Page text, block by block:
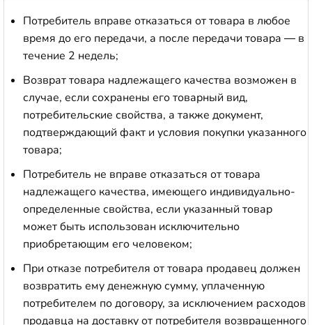
Потребитель вправе отказаться от товара в любое
время до его передачи, а после передачи товара — в
течение 2 недель;
Возврат товара надлежащего качества возможен в
случае, если сохранены его товарный вид,
потребительские свойства, а также документ,
подтверждающий факт и условия покупки указанного
товара;
Потребитель не вправе отказаться от товара
надлежащего качества, имеющего индивидуально-
определенные свойства, если указанный товар
может быть использован исключительно
приобретающим его человеком;
При отказе потребителя от товара продавец должен
возвратить ему денежную сумму, уплаченную
потребителем по договору, за исключением расходов
продавца на доставку от потребителя возвращенного